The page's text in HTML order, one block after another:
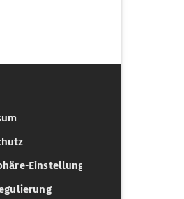
Einstellungen